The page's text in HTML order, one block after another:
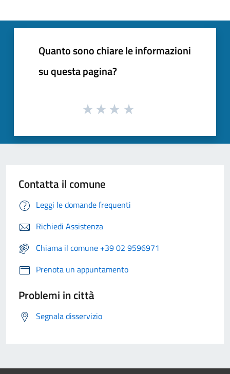
Quanto sono chiare le informazioni
su questa pagina?
Contatta il comune
Leggi le domande frequenti
Richiedi Assistenza
Chiama il comune +39 02 9596971
Prenota un appuntamento
Problemi in città
Segnala disservizio